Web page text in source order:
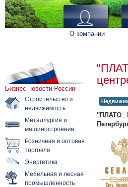
О компании
Бизнес-новости России
Строительство и
недвижимость
Металлургия и
машиностроение
Розничная и оптовая
торговля
Энергетика
Мебельная и лесная
промышленность
"ПЛАТО